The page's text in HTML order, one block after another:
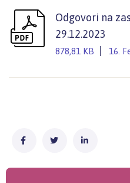
Odgovori na
29.12.2023
878,81 KB 16.